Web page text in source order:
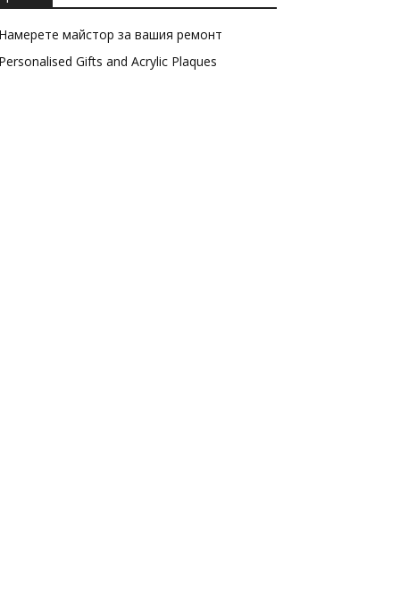
Намерете майстор за вашия ремонт
Personalised Gifts and Acrylic Plaques